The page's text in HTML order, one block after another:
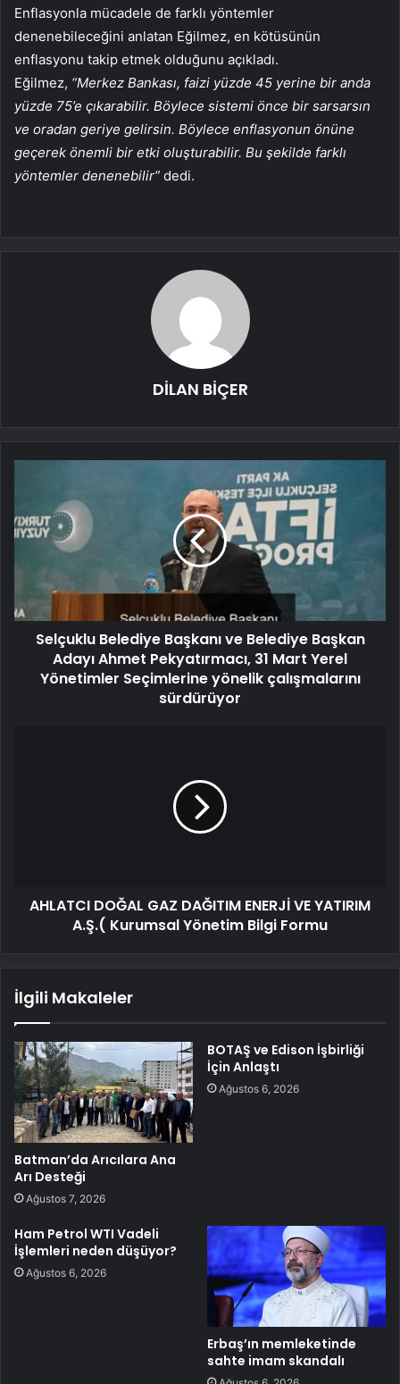
Enflasyonla mücadele de farklı yöntemler
denenebileceğini anlatan Eğilmez, en kötüsünün
enflasyonu takip etmek olduğunu açıkladı.
Eğilmez, “Merkez Bankası, faizi yüzde 45 yerine bir anda
yüzde 75’e çıkarabilir. Böylece sistemi önce bir sarsarsın
ve oradan geriye gelirsin. Böylece enflasyonun önüne
geçerek önemli bir etki oluşturabilir. Bu şekilde farklı
yöntemler denenebilir” dedi.
DİLAN BİÇER
Selçuklu Belediye Başkanı ve Belediye Başkan
Adayı Ahmet Pekyatırmacı, 31 Mart Yerel
Yönetimler Seçimlerine yönelik çalışmalarını
sürdürüyor
AHLATCI DOĞAL GAZ DAĞITIM ENERJİ VE YATIRIM
A.Ş.( Kurumsal Yönetim Bilgi Formu
İlgili Makaleler
Batman’da Arıcılara Ana
Arı Desteği
Ağustos 7, 2026
BOTAŞ ve Edison İşbirliği
İçin Anlaştı
Ağustos 6, 2026
Ham Petrol WTI Vadeli
İşlemleri neden düşüyor?
Ağustos 6, 2026
Erbaş’ın memleketinde
sahte imam skandalı